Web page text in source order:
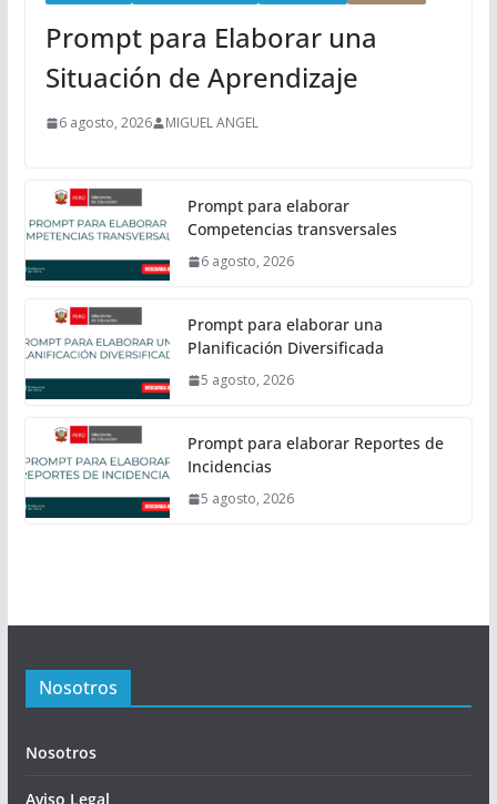
Prompt para Elaborar una
Situación de Aprendizaje
6 agosto, 2026 MIGUEL ANGEL
Prompt para elaborar
Competencias transversales
6 agosto, 2026
Prompt para elaborar una
Planificación Diversificada
5 agosto, 2026
Prompt para elaborar Reportes de
Incidencias
5 agosto, 2026
Nosotros
Nosotros
Aviso Legal